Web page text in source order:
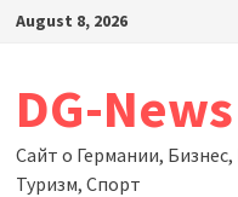
Zum
August 8, 2026
DG-News
Сайт о Германии,
Туризм, Спорт